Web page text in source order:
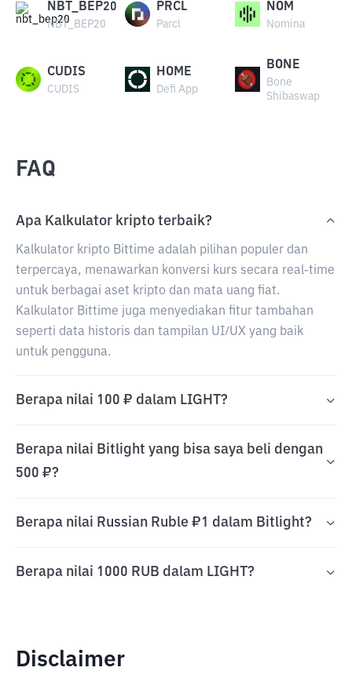
NBT_BEP20
NBT_BEP20
PRCL
Parcl
NOM
Nomina
CUDIS
CUDIS
HOME
Defi App
BONE
Bone
Shibaswap
FAQ
Apa Kalkulator kripto terbaik?
Kalkulator kripto Bittime adalah pilihan populer dan
terpercaya, menawarkan konversi kurs secara real-time
untuk berbagai aset kripto dan mata uang fiat.
Kalkulator Bittime juga menyediakan fitur tambahan
seperti data historis dan tampilan UI/UX yang baik
untuk pengguna.
Berapa nilai 100 ₽ dalam LIGHT?
Berapa nilai Bitlight yang bisa saya beli dengan
500 ₽?
Berapa nilai Russian Ruble ₽1 dalam Bitlight?
Berapa nilai 1000 RUB dalam LIGHT?
Disclaimer